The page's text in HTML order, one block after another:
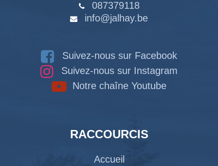
087379118
info@jalhay.be
Suivez-nous sur Facebook
Suivez-nous sur Instagram
Notre chaîne Youtube
RACCOURCIS
Accueil